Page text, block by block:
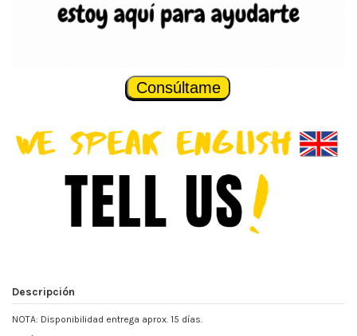
Consúltame
Descripción
NOTA: Disponibilidad entrega aprox. 15 días.